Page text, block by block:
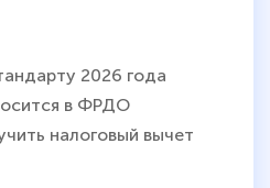
2026 года
в ФРДО
налоговый вычет